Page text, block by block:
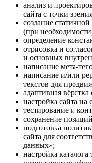
анализ и
сайта с точки
создание
(при
определение
отрисовка и
и основных
написание мета-
написание и/или
текстов для
адаптивная вёрстка
настройка сайта на
тестирование и
сохранение
подготовка
сайта для
данных»;
настройка